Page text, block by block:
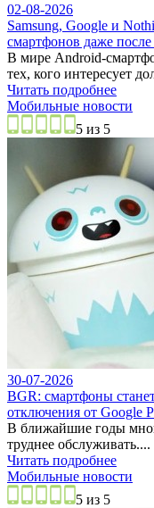
02-08-2026
Samsung, Google и
смартфонов даже после
В мире Android-
тех, кого интересует
Читать подробнее
Мобильные новости
5 из 5
30-07-2026
BGR: смартфоны
отключения от Google
В ближайшие годы
труднее обслуживать....
Читать подробнее
Мобильные новости
5 из 5